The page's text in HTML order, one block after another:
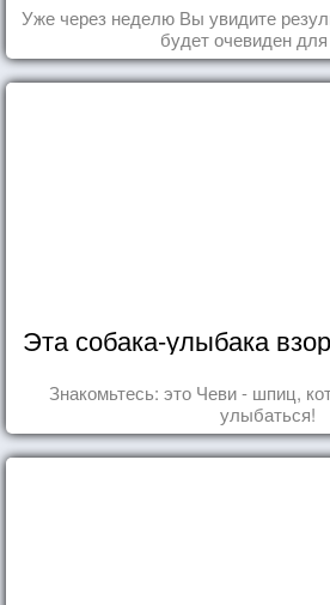
Уже через неделю Вы увидите
будет очевиден
Эта собака-улыбака
Знакомьтесь: это Чеви - шпиц,
улыбаться!